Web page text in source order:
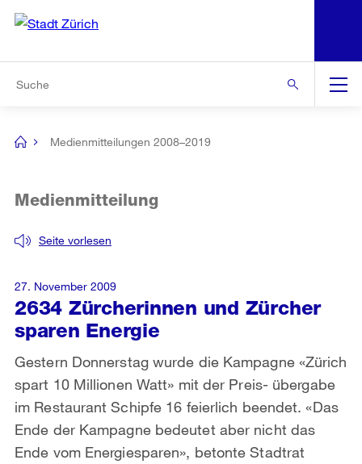
Navigation
[no
Medienmitteilungen 2008–2019
2634 Zürcherinnen und Zürcher
sparen Energie
Seite vorlesen
Medienmitteilung
Gestern Donnerstag wurde die Kampagne «Zürich
spart 10 Millionen Watt» mit der Preis- übergabe
im Restaurant Schipfe 16 feierlich beendet. «Das
Ende der Kampagne bedeutet aber nicht das
Ende vom Energiesparen», betonte Stadtrat
27. November 2009